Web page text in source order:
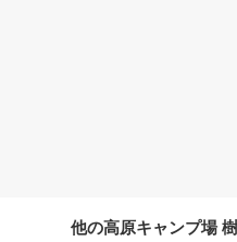
他の高原キャンプ場